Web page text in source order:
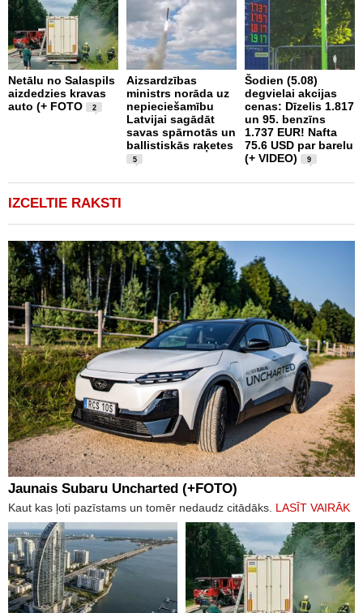
Netālu no Salaspils
aizdedzies kravas
auto (+ FOTO
2
Aizsardzības
ministrs norāda uz
nepieciešamību
Latvijai sagādāt
savas spārnotās un
ballistiskās raķetes
5
Šodien (5.08)
degvielai akcijas
cenas: Dīzelis 1.817
un 95. benzīns
1.737 EUR! Nafta
75.6 USD par barelu
(+ VIDEO)
9
IZCELTIE RAKSTI
Jaunais Subaru Uncharted (+FOTO)
Kaut kas ļoti pazīstams un tomēr nedaudz citādāks. LASĪT VAIRĀK